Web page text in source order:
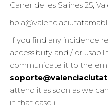
Carrer de les Salines 25,
If you find any incidence
accessibility and / or
communicate it to the
attend it as soon as we
in that case.)